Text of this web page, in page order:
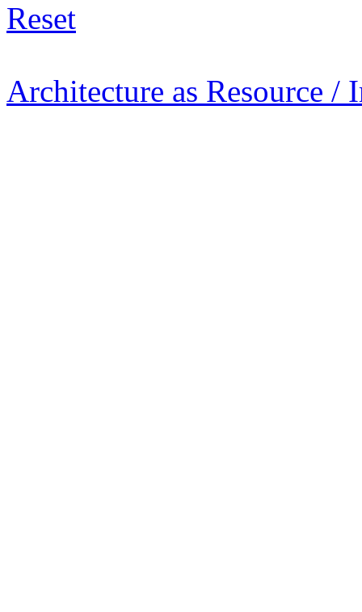
Reset
Architecture as Resource /